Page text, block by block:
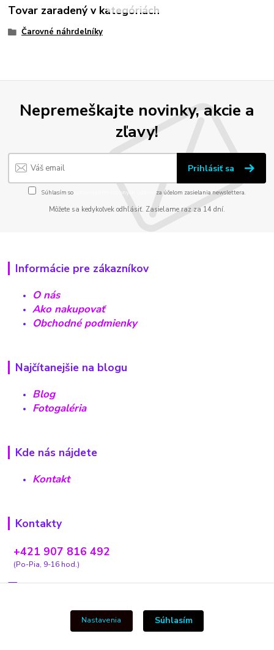
Tovar zaradený v kategóriách
Čarovné náhrdelníky
Nepremeškajte novinky, akcie a
zľavy!
Prihlásiť sa
Súhlasím so spracovaním osobných údajov za účelom zasielania newslettera.
Môžete sa kedykoľvek odhlásiť. Zasielame raz za 14 dní.
Informácie pre zákazníkov
O nás
Ako nakupovať
Obchodné podmienky
Najčítanejšie na blogu
Blog
Fotogaléria
Kde nás nájdete
Kontakt
Kontakty
+421 907 816 492
(Po-Pia, 9-16 hod.)
carovnyobchodik13@gmail.com
Nastavenia Súhlasím